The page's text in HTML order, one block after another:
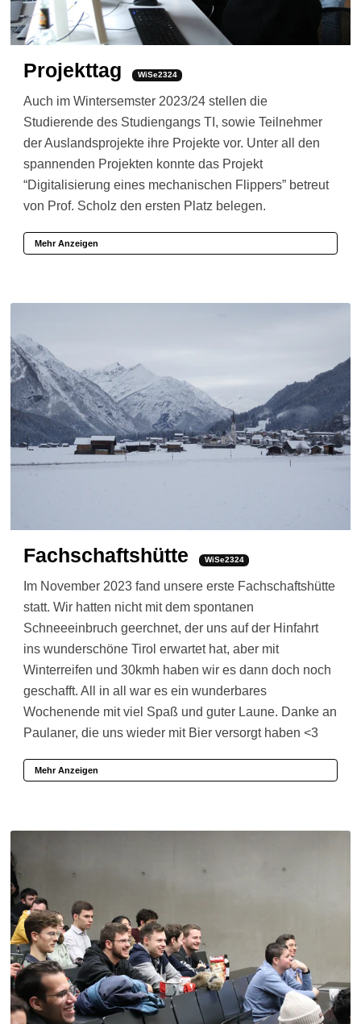
Projekttag WiSe2324
Auch im Wintersemster 2023/24 stellen die
Studierende des Studiengangs TI, sowie Teilnehmer
der Auslandsprojekte ihre Projekte vor. Unter all den
spannenden Projekten konnte das Projekt
“Digitalisierung eines mechanischen Flippers” betreut
von Prof. Scholz den ersten Platz belegen.
Mehr Anzeigen
Fachschaftshütte WiSe2324
Im November 2023 fand unsere erste Fachschaftshütte
statt. Wir hatten nicht mit dem spontanen
Schneeeinbruch geerchnet, der uns auf der Hinfahrt
ins wunderschöne Tirol erwartet hat, aber mit
Winterreifen und 30kmh haben wir es dann doch noch
geschafft. All in all war es ein wunderbares
Wochenende mit viel Spaß und guter Laune. Danke an
Paulaner, die uns wieder mit Bier versorgt haben <3
Mehr Anzeigen